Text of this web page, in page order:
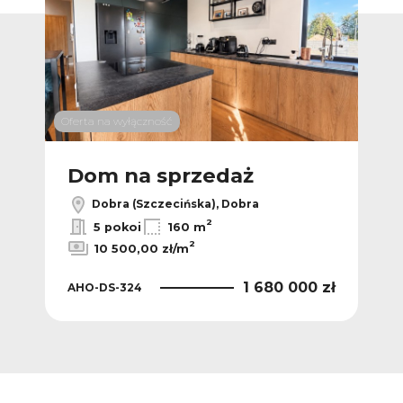
Oferta na wyłączność
Dom na sprzedaż
Dobra (Szczecińska), Dobra
5 pokoi
160 m2
10 500,00 zł/m2
AHO-DS-324 1 680 000 zł